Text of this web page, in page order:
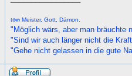
t๏๓ Meister, Gott, Dämon.
"Möglich wärs, aber man bräuchte
"Sind wir auch länger nicht die
"Gehe nicht gelassen in die gute